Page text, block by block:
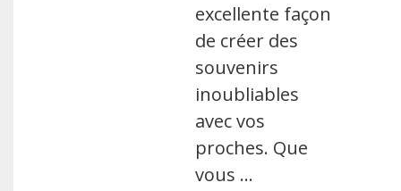
excellente façon
de créer des
souvenirs
inoubliables
avec vos
proches. Que
vous …